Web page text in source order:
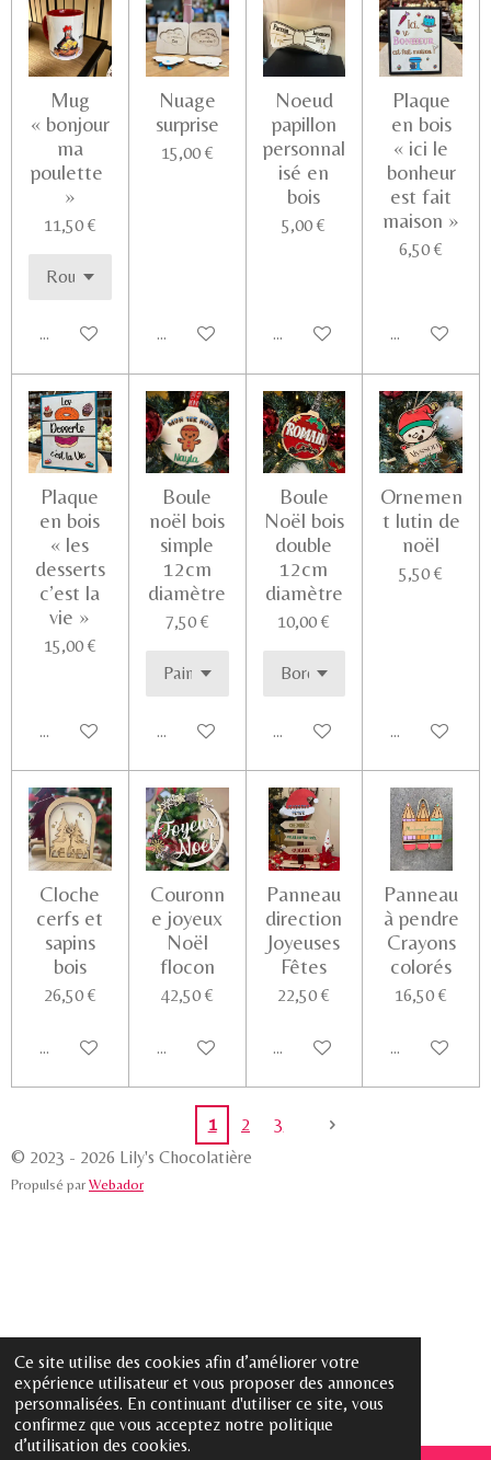
Ce site utilise des cookies afin d’améliorer votre
expérience utilisateur et vous proposer des annonces
personnalisées. En continuant d'utiliser ce site, vous
confirmez que vous acceptez notre politique
d’utilisation des cookies.
Mug
« bonjour
ma
poulette
»
11,50 €
Ajouter au panier
Nuage
surprise
15,00 €
Voir les détails
Noeud
papillon
personnal
isé en
bois
5,00 €
Ajouter au panier
Plaque
en bois
« ici le
bonheur
est fait
maison »
6,50 €
Ajouter au
Plaque
en bois
« les
desserts
c’est la
vie »
15,00 €
Ajouter au panier
Boule
noël bois
simple
12cm
diamètre
7,50 €
Voir les détails
Boule
Noël bois
double
12cm
diamètre
10,00 €
Voir les détails
Ornemen
t lutin de
noël
5,50 €
Voir les
Cloche
cerfs et
sapins
bois
26,50 €
Ajouter au panier
Couronn
e joyeux
Noël
flocon
42,50 €
Ajouter au panier
Panneau
direction
Joyeuses
Fêtes
22,50 €
Ajouter au panier
Panneau
à pendre
Crayons
colorés
16,50 €
Voir les
1 2
3
© 2023 - 2026 Lily's Chocolatière
Propulsé par Webador